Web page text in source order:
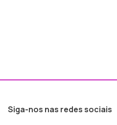
Siga-nos nas redes sociais